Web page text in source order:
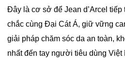
Đây là cơ sở để Jean d’Arcel tiếp
chắc cùng Đại Cát Á, giữ vững
giải pháp chăm sóc da an toàn,
nhất đến tay người tiêu dùng Việt